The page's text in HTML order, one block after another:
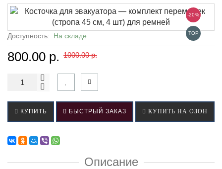
-20%
TOP
Доступность: На складе
800.00 р. 1000.00 р.
КУПИТЬ БЫСТРЫЙ ЗАКАЗ КУПИТЬ НА ОЗОН
Описание